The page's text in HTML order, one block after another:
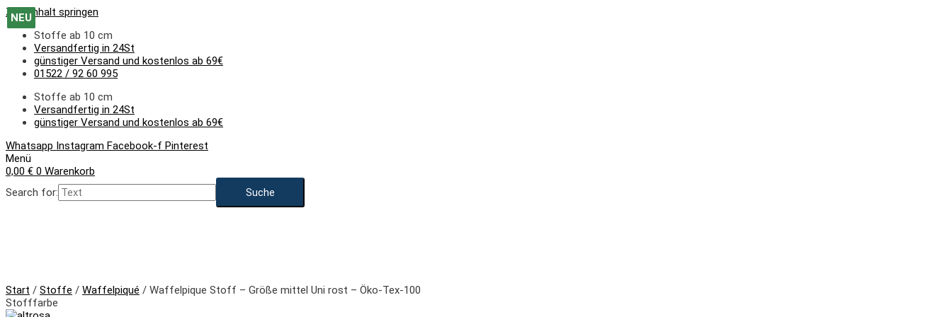
Zum Inhalt springen
Stoffe ab 10 cm
Versandfertig in 24St
günstiger Versand und kostenlos ab 69€
01522 / 92 60 995
Stoffe ab 10 cm
Versandfertig in 24St
günstiger Versand und kostenlos ab 69€
Whatsapp Instagram Facebook-f Pinterest
Menü
0,00 € 0 Warenkorb
Search for:
Start / Stoffe / Waffelpiqué / Waffelpique Stoff – Größe mittel Uni rost – Öko-Tex-100
Stofffarbe
NEU
NEU
NEU
NEU
NEU
NEU
NEU
NEU